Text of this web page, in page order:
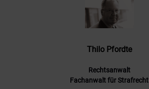
Thilo Pfordte
Rechtsanwalt
Fachanwalt für Strafrecht